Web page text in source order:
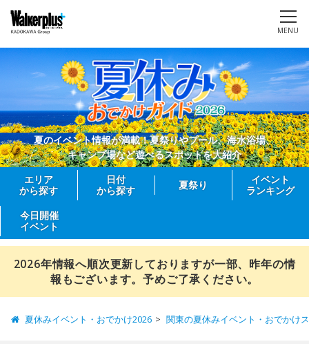
MENU
夏のイベント情報が満載！夏祭りやプール、海水浴場、
キャンプ場など遊べるスポットを大紹介
エリア
から探す
日付
から探す
夏祭り
イベント
ランキング
今日開催
イベント
2026年情報へ順次更新しておりますが一部、昨年の情
報もございます。予めご了承ください。
夏休みイベント・おでかけ2026 関東の夏休みイベント・おでかけ